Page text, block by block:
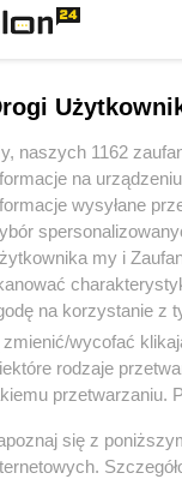
czy ustawka?
w 2023 roku.
i w Europie.
w
jest chroniony prawem
naszych 1162
na
wysyłane
my i
na korzystanie z
zmienić/wycofać
rodzaje
przetwarzaniu.
się z